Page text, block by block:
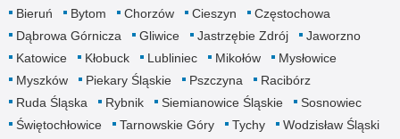
Bieruń
Bytom Chorzów Cieszyn
Częstochowa
Dąbrowa Górnicza
Gliwice Jastrzębie Zdrój
Jaworzno
Katowice
Kłobuck Lubliniec Mikołów
Mysłowice
Myszków
Piekary Śląskie Pszczyna
Racibórz
Ruda Śląska
Rybnik Siemianowice Śląskie
Sosnowiec
Świętochłowice
Tarnowskie Góry Tychy
Wodzisław Śląski